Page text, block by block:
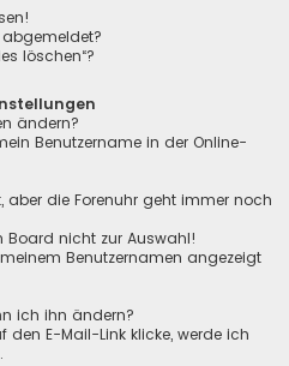
löschen“?
ändern?
Benutzername in der Online-
aber die Forenuhr geht immer noch
Board nicht zur Auswahl!
Benutzernamen angezeigt
ich ihn ändern?
den E-Mail-Link klicke, werde ich